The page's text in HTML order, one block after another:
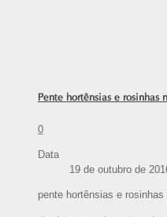
Pente hortênsias e rosinhas
0
Data
19 de outubro de
pente hortênsias e